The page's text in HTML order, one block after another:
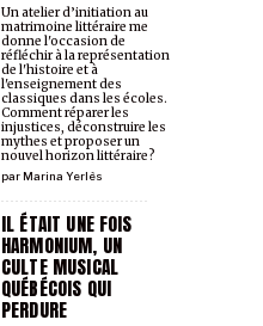
parMarina Yerlès
Un atelier d’initiation au
matrimoine littéraire me
donne l'occasion de
réfléchir à la représentation
de l'histoire et à
l'enseignement des
classiques dans les écoles.
Comment réparer les
injustices, déconstruire les
mythes et proposer un
nouvel horizon littéraire?
IL ÉTAIT UNE FOIS
HARMONIUM, UN
CULTE MUSICAL
QUÉBÉCOIS QUI
PERDURE